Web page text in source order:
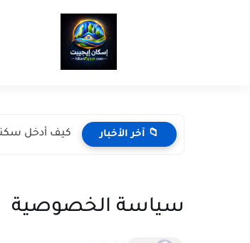
📁 آخر الأخبار كيف أدخل
سياسة الخصوصية